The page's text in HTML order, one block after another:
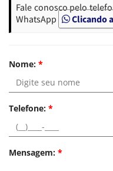
Fale conosco pelo
WhatsApp
Clicando
Nome: *
Telefone: *
Mensagem: *